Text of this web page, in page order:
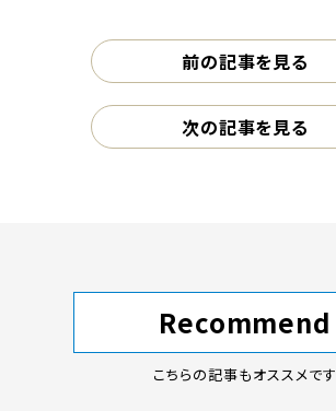
前の記事を見る
次の記事を見る
Recommend
こちらの記事もオススメです